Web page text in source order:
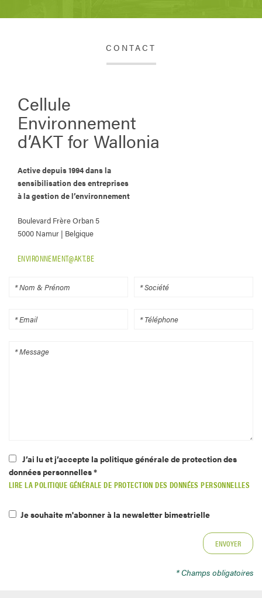
CONTACT
Cellule
Environnement
d’AKT for Wallonia
Active depuis 1994 dans la
sensibilisation des entreprises
à la gestion de l’environnement
Boulevard Frère Orban 5
5000 Namur | Belgique
ENVIRONNEMENT@AKT.BE
J’ai lu et j’accepte la politique générale de protection des
données personnelles *
LIRE LA POLITIQUE GÉNÉRALE DE PROTECTION DES DONNÉES PERSONNELLES
Je souhaite m'abonner à la newsletter bimestrielle
* Champs obligatoires